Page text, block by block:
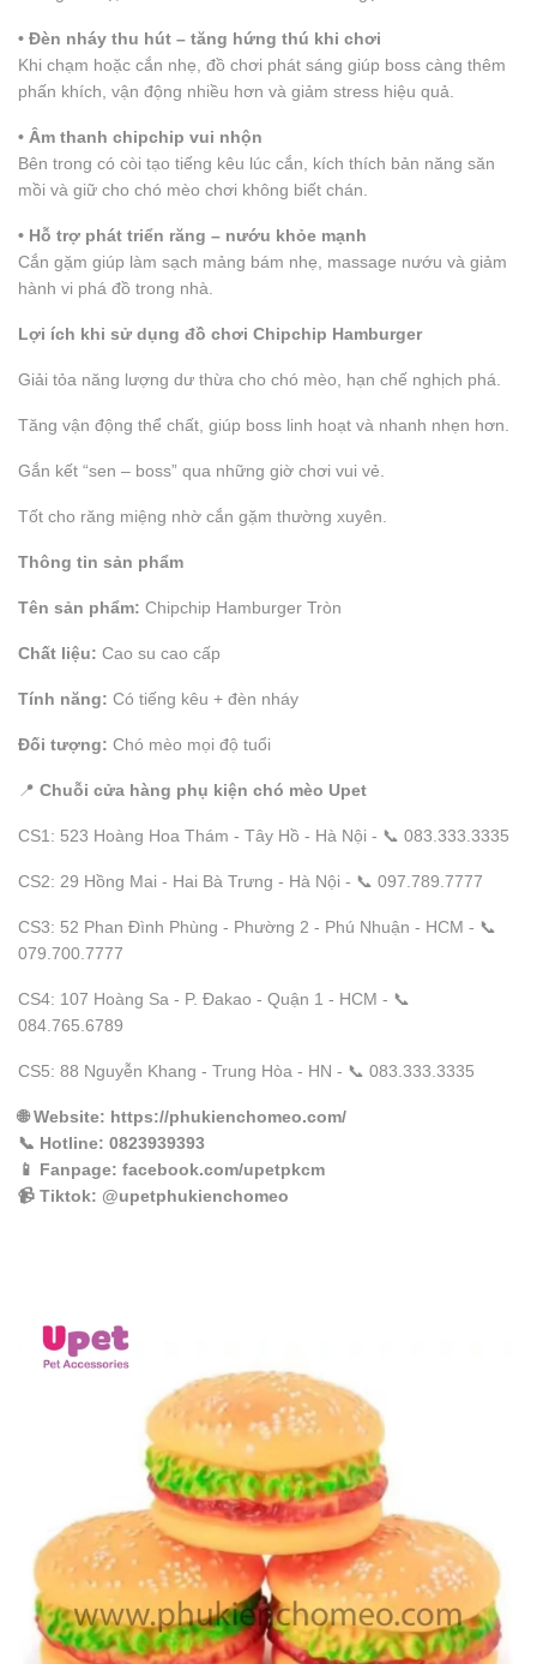
• Đèn nháy thu hút – tăng hứng thú khi chơi
Khi chạm hoặc cắn nhẹ, đồ chơi phát sáng giúp boss càng thêm
phấn khích, vận động nhiều hơn và giảm stress hiệu quả.
• Âm thanh chipchip vui nhộn
Bên trong có còi tạo tiếng kêu lúc cắn, kích thích bản năng săn
mồi và giữ cho chó mèo chơi không biết chán.
• Hỗ trợ phát triển răng – nướu khỏe mạnh
Cắn gặm giúp làm sạch mảng bám nhẹ, massage nướu và giảm
hành vi phá đồ trong nhà.
Lợi ích khi sử dụng đồ chơi Chipchip Hamburger
Giải tỏa năng lượng dư thừa cho chó mèo, hạn chế nghịch phá.
Tăng vận động thể chất, giúp boss linh hoạt và nhanh nhẹn hơn.
Gắn kết “sen – boss” qua những giờ chơi vui vẻ.
Tốt cho răng miệng nhờ cắn gặm thường xuyên.
Thông tin sản phẩm
Tên sản phẩm: Chipchip Hamburger Tròn
Chất liệu: Cao su cao cấp
Tính năng: Có tiếng kêu + đèn nháy
Đối tượng: Chó mèo mọi độ tuổi
📍 Chuỗi cửa hàng phụ kiện chó mèo Upet
CS1: 523 Hoàng Hoa Thám - Tây Hồ - Hà Nội - 📞 083.333.3335
CS2: 29 Hồng Mai - Hai Bà Trưng - Hà Nội - 📞 097.789.7777
CS3: 52 Phan Đình Phùng - Phường 2 - Phú Nhuận - HCM - 📞
079.700.7777
CS4: 107 Hoàng Sa - P. Đakao - Quận 1 - HCM - 📞
084.765.6789
CS5: 88 Nguyễn Khang - Trung Hòa - HN - 📞 083.333.3335
🌐Website: https://phukienchomeo.com/
📞 Hotline: 0823939393
📱 Fanpage: facebook.com/upetpkcm
📹 Tiktok: @upetphukienchomeo